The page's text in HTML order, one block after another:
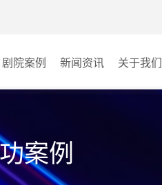
列
声系统
系统
剧院案例
音乐厅
其它
新闻资讯 关于我们
案例